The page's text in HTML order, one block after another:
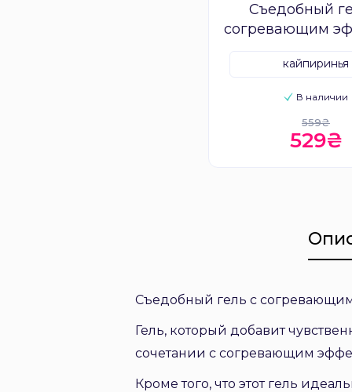
Съедобный
согревающим
В наличии
559₴
529₴
кайпиринья
Съедобный гель с
Гель, который добавит
сочетании с согревающим
Кроме того, что этот гель